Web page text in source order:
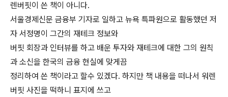
렌버핏이 쓴 책이 아니다.
서울경제신문 금융부 기자로 일하고 뉴욕 특파원으로 활동했던 저
자 서정명이 그간의 재테크 정보와
버핏 회장과 인터뷰를 하고 배운 투자와 재테크에 대한 그의 원칙
과 소신을 한국의 금융 현실에 맞게끔
정리하여 쓴 책이라고 할수 있겠다. 하지만 책 내용을 떠나서 워렌
버핏 사진을 떡하니 표지에 쓰고